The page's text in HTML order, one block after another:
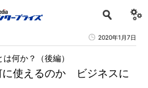
2020年1月7日
に使えるのか ビジネスに
何か？（後編）